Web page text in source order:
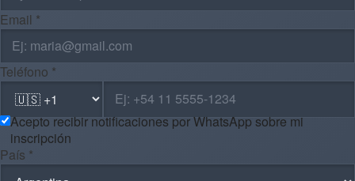
Email *
Teléfono *
Acepto recibir notificaciones por WhatsApp sobre mi
inscripción
País *